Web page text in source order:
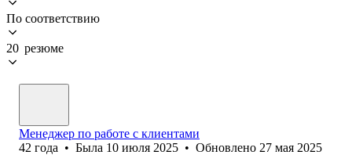
По соответствию
20 резюме
Менеджер по работе с клиентами
42 года • Была 10 июля 2025 • Обновлено 27 мая 2025